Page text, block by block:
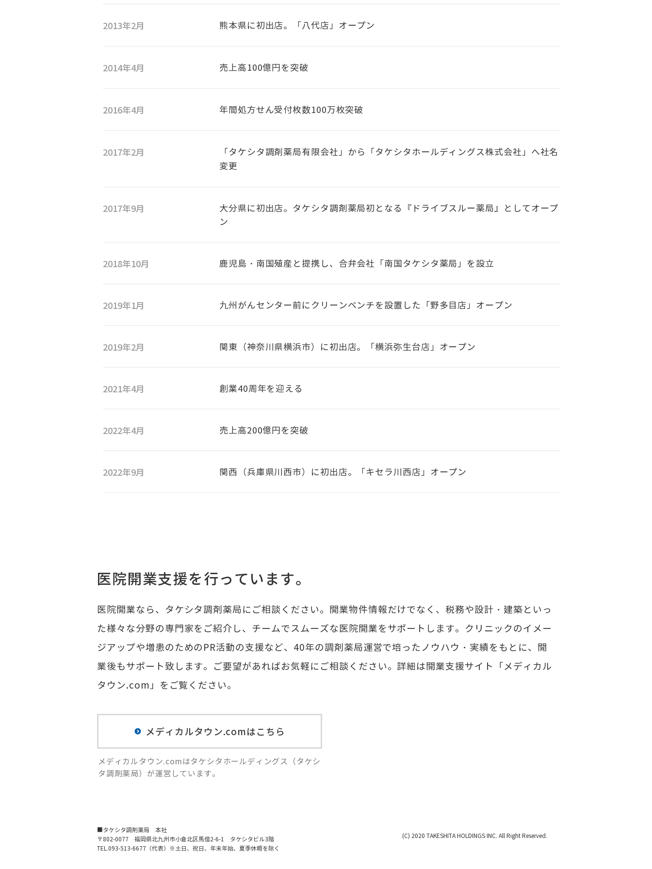
2013年2月 熊本県に初出店。「八代店」オープン
2014年4月 売上高100億円を突破
2016年4月 年間処方せん受付枚数100万枚突破
2017年2月
「タケシタ調剤薬局有限会社」から「タケシタホールディングス株式会社」へ社名
変更
2017年9月
大分県に初出店。タケシタ調剤薬局初となる『ドライブスルー薬局』としてオープ
ン
2018年10月 鹿児島・南国殖産と提携し、合弁会社「南国タケシタ薬局」を設立
2019年1月 九州がんセンター前にクリーンベンチを設置した「野多目店」オープン
2019年2月 関東（神奈川県横浜市）に初出店。「横浜弥生台店」オープン
2021年4月 創業40周年を迎える
2022年4月 売上高200億円を突破
2022年9月 関西（兵庫県川西市）に初出店。「キセラ川西店」オープン
医院開業支援を行っています。
医院開業なら、タケシタ調剤薬局にご相談ください。開業物件情報だけでなく、税務や設計・建築といっ
た様々な分野の専門家をご紹介し、チームでスムーズな医院開業をサポートします。クリニックのイメー
ジアップや増患のためのPR活動の支援など、40年の調剤薬局運営で培ったノウハウ・実績をもとに、開
業後もサポート致します。ご要望があればお気軽にご相談ください。詳細は開業支援サイト「メディカル
タウン.com」をご覧ください。
メディカルタウン.comはこちら
メディカルタウン.comはタケシタホールディングス（タケシ
タ調剤薬局）が運営しています。
■タケシタ調剤薬局 本社
〒802-0077 福岡県北九州市小倉北区馬借2-6-1​ タケシタビル3階
TEL.093-513-6677（代表）※土日、祝日、年末年始、夏季休暇を除く
(C) 2020 TAKESHITA HOLDINGS INC. All Right Reserved.